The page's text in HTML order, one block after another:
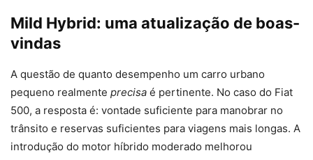
Mild Hybrid: uma atualização de boas-
vindas
A questão de quanto desempenho um carro urbano
pequeno realmente precisa é pertinente. No caso do Fiat
500, a resposta é: vontade suficiente para manobrar no
trânsito e reservas suficientes para viagens mais longas. A
introdução do motor híbrido moderado melhorou